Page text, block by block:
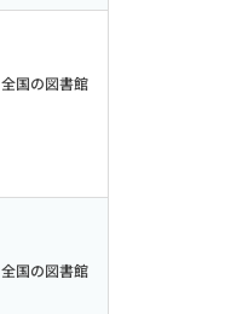
全国の図書館
全国の図書館